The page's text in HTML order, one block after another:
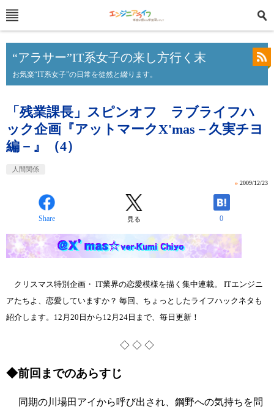
“アラサー”IT系女子の来し方行く末
お気楽“IT系女子”の日常を徒然と綴ります。
「残業課長」スピンオフ ラブライフハ
ック企画『アットマークX'mas－久実チヨ
編－』（4）
人間関係
» 2009/12/23
Share 見る 0
クリスマス特別企画・ IT業界の恋愛模様を描く集中連載。 ITエンジニ
アたちよ、恋愛していますか？ 毎回、ちょっとしたライフハックネタも
紹介します。12月20日から12月24日まで、毎日更新！
◇ ◇ ◇
◆前回までのあらすじ
同期の川場田アイから呼び出され、鋼野への気持ちを問